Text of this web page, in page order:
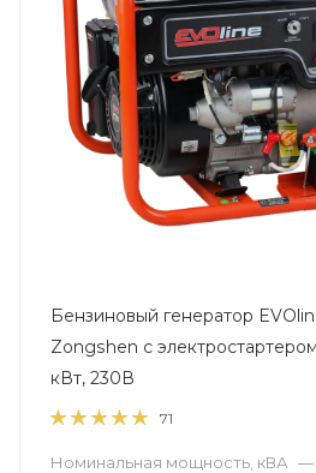
Бензиновый генератор
Zongshen с
кВт, 230В
71
Номинальная мощность, кВА —